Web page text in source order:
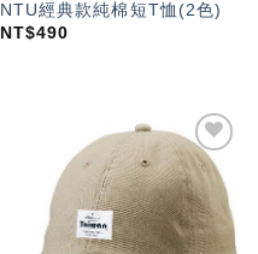
NTU經典款純棉短T恤(2色)
NT$490
加入
「願
望輕
單」